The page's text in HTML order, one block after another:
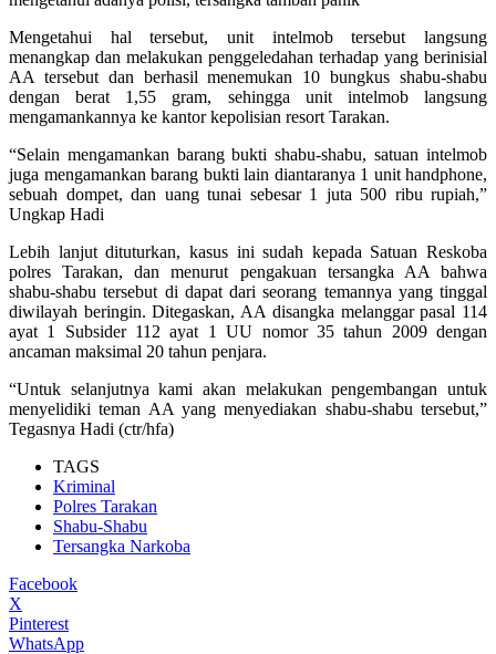
Mengetahui hal tersebut, unit intelmob tersebut langsung
menangkap dan melakukan penggeledahan terhadap yang berinisial
AA tersebut dan berhasil menemukan 10 bungkus shabu-shabu
dengan berat 1,55 gram, sehingga unit intelmob langsung
mengamankannya ke kantor kepolisian resort Tarakan.
“Selain mengamankan barang bukti shabu-shabu, satuan intelmob
juga mengamankan barang bukti lain diantaranya 1 unit handphone,
sebuah dompet, dan uang tunai sebesar 1 juta 500 ribu rupiah,”
Ungkap Hadi
Lebih lanjut dituturkan, kasus ini sudah kepada Satuan Reskoba
polres Tarakan, dan menurut pengakuan tersangka AA bahwa
shabu-shabu tersebut di dapat dari seorang temannya yang tinggal
diwilayah beringin. Ditegaskan, AA disangka melanggar pasal 114
ayat 1 Subsider 112 ayat 1 UU nomor 35 tahun 2009 dengan
ancaman maksimal 20 tahun penjara.
“Untuk selanjutnya kami akan melakukan pengembangan untuk
menyelidiki teman AA yang menyediakan shabu-shabu tersebut,”
Tegasnya Hadi (ctr/hfa)
TAGS
Kriminal
Polres Tarakan
Shabu-Shabu
Tersangka Narkoba
Facebook
X
Pinterest
WhatsApp